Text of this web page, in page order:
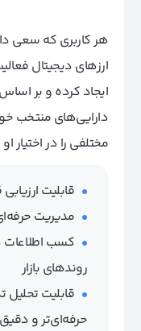
هر کاربری که سعی
ارزهای دیجیتال
ایجاد کرده و بر
دارایی‌های منتخب
مختلفی را در اختیار
قابلیت
مدیریت
کسب
روندهای بازار
قابلیت تحلیل‌
حرفه‌ای‌تر و